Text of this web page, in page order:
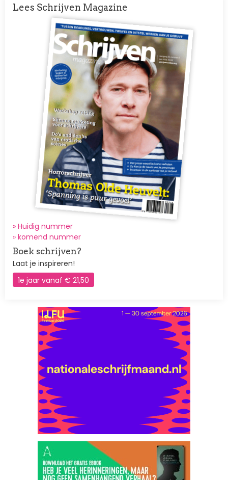
Lees Schrijven Magazine
Afbeelding
» Huidig nummer
» komend nummer
Boek schrijven?
Laat je inspireren!
1e jaar vanaf € 21,50